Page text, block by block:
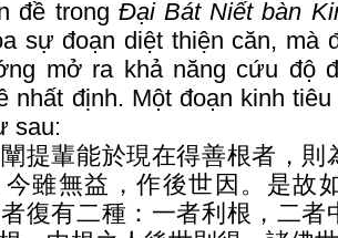
đề trong Đại Bát Niết bàn
sự đoạn diệt thiện căn, mà
mở ra khả năng cứu độ
nhất định. Một đoạn kinh
sau:
提輩能於現在得善根者，則
雖無益，作後世因。是故
復有二種：一者利根，二者